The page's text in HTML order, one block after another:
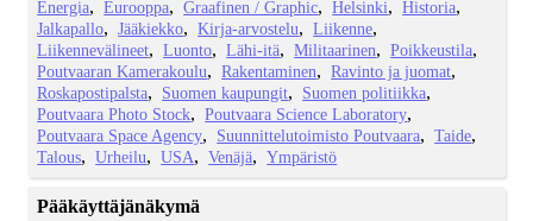
Energia
Eurooppa Graafinen / Graphic Helsinki
Historia
Jalkapallo
Jääkiekko Kirja-arvostelu
Liikenne
Liikennevälineet
Luonto Lähi-itä Militaarinen
Poikkeustila
Poutvaaran Kamerakoulu
Rakentaminen
Ravinto ja juomat
Roskapostipalsta
Suomen kaupungit
Suomen politiikka
Poutvaara Photo Stock
Poutvaara Science Laboratory
Poutvaara Space Agency
Suunnittelutoimisto Poutvaara
Taide
Talous
Urheilu USA Venäjä Ympäristö
Pääkäyttäjänäkymä